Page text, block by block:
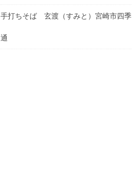
手打ちそば 玄渡（すみと）宮崎市四季
通